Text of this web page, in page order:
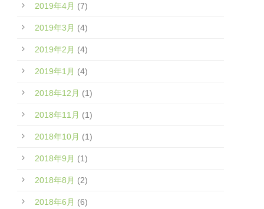
2019年4月 (7)
2019年3月 (4)
2019年2月 (4)
2019年1月 (4)
2018年12月 (1)
2018年11月 (1)
2018年10月 (1)
2018年9月 (1)
2018年8月 (2)
2018年6月 (6)